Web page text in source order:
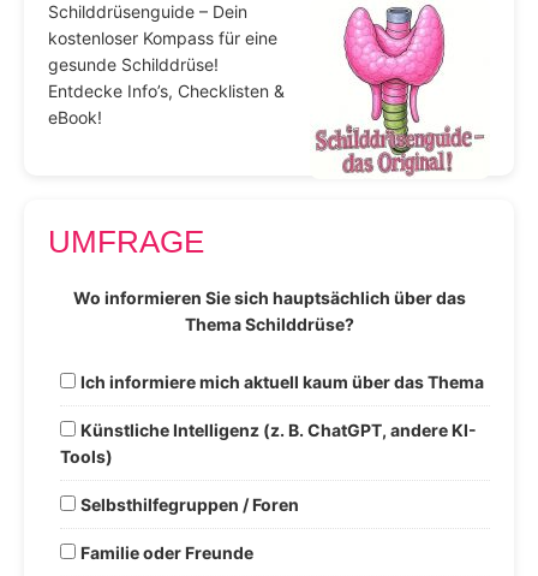
Schilddrüsenguide – Dein
kostenloser Kompass für eine
gesunde Schilddrüse!
Entdecke Info’s, Checklisten &
eBook!
UMFRAGE
Wo informieren Sie sich hauptsächlich über das
Thema Schilddrüse?
Ich informiere mich aktuell kaum über das Thema
Künstliche Intelligenz (z. B. ChatGPT, andere KI-
Tools)
Selbsthilfegruppen / Foren
Familie oder Freunde